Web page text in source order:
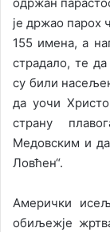
је држао парох
155 имена, а
страдало, те
су били
да уочи
страну
Медовским и
Ловћен“.
Амерички
обиљежје